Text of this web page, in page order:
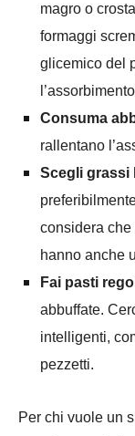
magro o
formaggi
glicemico del
Consuma
rallentano
Scegli grassi
considera
hanno anche
Fai pasti
abbuffate.
intelligenti,
pezzetti.
Per chi vuole un